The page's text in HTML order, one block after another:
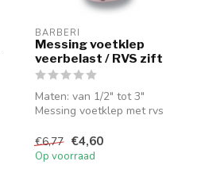
BARBERI
Messing voetklep
veerbelast / RVS zift
Maten: van 1/2" tot 3"
Messing voetklep met rvs
Binnenwerk kunststo...
€6,77 €4,60
Op voorraad